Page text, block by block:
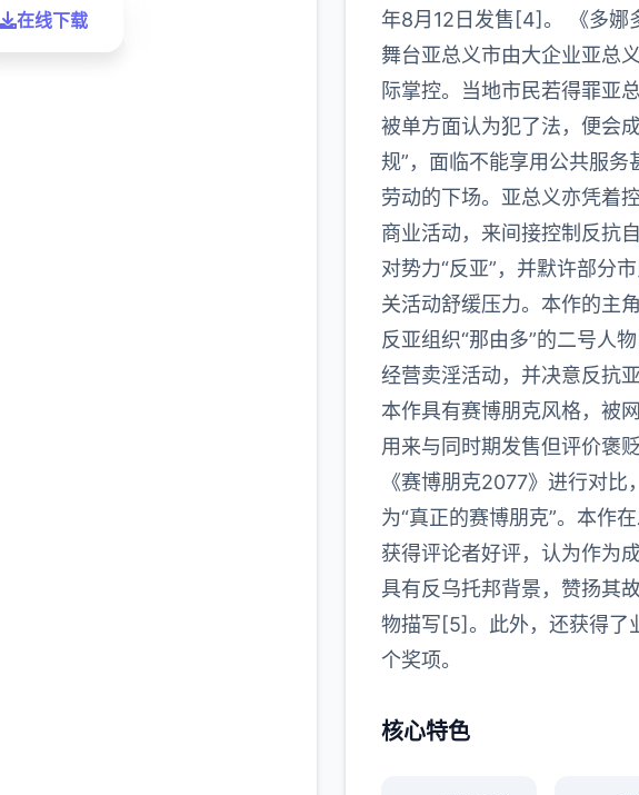
在线下载
年8月12日发售[4]。 《多娜
舞台亚总义市由大企业亚总
际掌控。当地市民若得罪亚
被单方面认为犯了法，便会
规”，面临不能享用公共服务
劳动的下场。亚总义亦凭着
商业活动，来间接控制反抗
对势力“反亚”，并默许部分
关活动舒缓压力。本作的主
反亚组织“那由多”的二号人
经营卖淫活动，并决意反抗亚
本作具有赛博朋克风格，被
用来与同时期发售但评价褒
《赛博朋克2077》进行对比
为“真正的赛博朋克”。本作
获得评论者好评，认为作为
具有反乌托邦背景，赞扬其
物描写[5]。此外，还获得了
个奖项。
核心特色